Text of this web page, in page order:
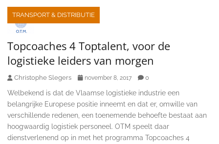
TRANSPORT & DISTRIBUTIE
Topcoaches 4 Toptalent, voor de
logistieke leiders van morgen
Christophe Slegers november 8, 2017 0
Welbekend is dat de Vlaamse logistieke industrie een
belangrijke Europese positie inneemt en dat er, omwille van
verschillende redenen, een toenemende behoefte bestaat aan
hoogwaardig logistiek personeel. OTM speelt daar
dienstverlenend op in met het programma Topcoaches 4